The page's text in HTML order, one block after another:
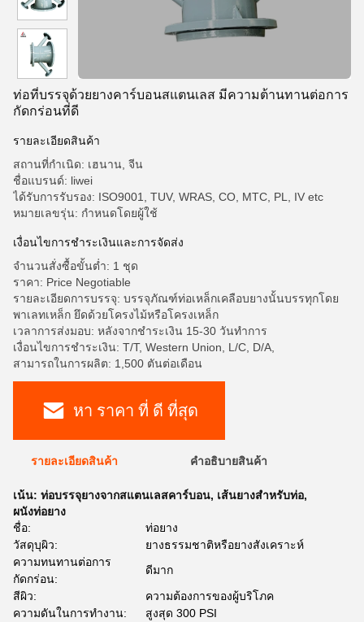
ท่อที่บรรจุด้วยยางคาร์บอนสแตนเลส มีความต้านทานต่อการ
กัดกร่อนที่ดี
รายละเอียดสินค้า
สถานที่กำเนิด: เฮนาน, จีน
ชื่อแบรนด์: liwei
ได้รับการรับรอง: ISO9001, TUV, WRAS, CO, MTC, PL, IV etc
หมายเลขรุ่น: กำหนดโดยผู้ใช้
เงื่อนไขการชําระเงินและการจัดส่ง
จำนวนสั่งซื้อขั้นต่ำ: 1 ชุด
ราคา: Price Negotiable
รายละเอียดการบรรจุ: บรรจุภัณฑ์ท่อเหล็กเคลือบยางนั้นบรรทุกโดย
พาเลทเหล็ก ยึดด้วยโครงไม้หรือโครงเหล็ก
เวลาการส่งมอบ: หลังจากชำระเงิน 15-30 วันทำการ
เงื่อนไขการชำระเงิน: T/T, Western Union, L/C, D/A,
สามารถในการผลิต: 1,500 ตันต่อเดือน
หา ราคา ที่ ดี ที่สุด
รายละเอียดสินค้า คําอธิบายสินค้า
เน้น: ท่อบรรจุยางจากสแตนเลสคาร์บอน, เส้นยางสําหรับท่อ,
ผนังท่อยาง
ชื่อ:
ท่อยาง
วัสดุบุผิว:
ยางธรรมชาติหรือยางสังเคราะห์
ความทนทานต่อการ
กัดกร่อน:
ดีมาก
สีผิว:
ความต้องการของผู้บริโภค
ความดันในการทํางาน:
สูงสุด 300 PSI